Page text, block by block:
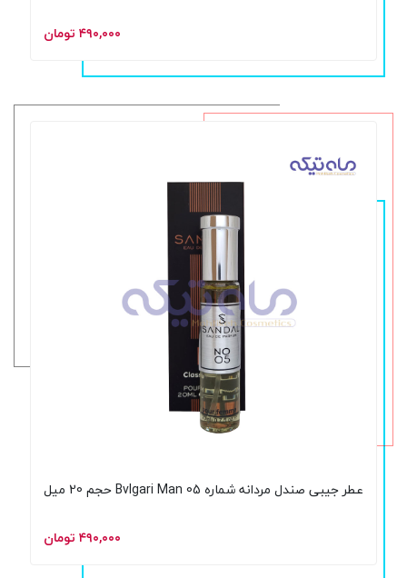
۴۹۰,۰۰۰ تومان
عطر جیبی صندل مردانه شماره 05 Bvlgari Man حجم 20 میل
۴۹۰,۰۰۰ تومان